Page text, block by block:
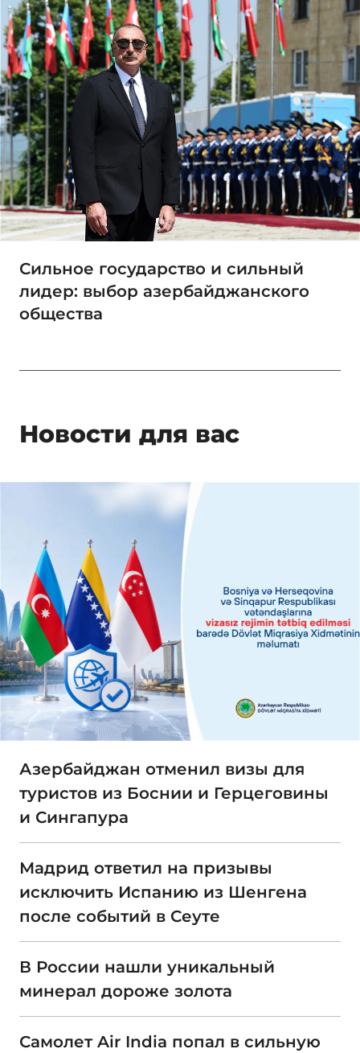
Сильное государство и сильный
лидер: выбор азербайджанского
общества
Новости для вас
Азербайджан отменил визы для
туристов из Боснии и Герцеговины
и Сингапура
Мадрид ответил на призывы
исключить Испанию из Шенгена
после событий в Сеуте
В России нашли уникальный
минерал дороже золота
Самолет Air India попал в сильную